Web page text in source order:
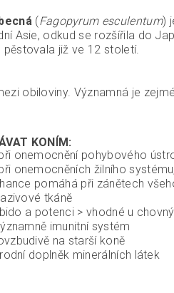
(Fagopyrum esculentum)
Asie, odkud se rozšířila do
pěstovala již ve 12 století.
obiloviny. Významná je
KONÍM:
onemocnění pohybového
onemocněních žilního
pomáhá při zánětech
tkáně
a potenci > vhodné u
imunitní systém
na starší koně
doplněk minerálních látek